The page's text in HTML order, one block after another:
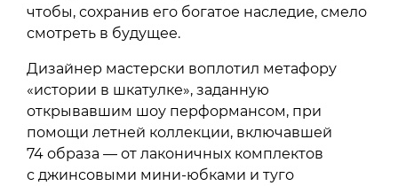
чтобы, сохранив его богатое наследие, смело
смотреть в будущее.
Дизайнер мастерски воплотил метафору
«истории в шкатулке», заданную
открывавшим шоу перформансом, при
помощи летней коллекции, включавшей
74 образа — от лаконичных комплектов
с джинсовыми мини-юбками и туго